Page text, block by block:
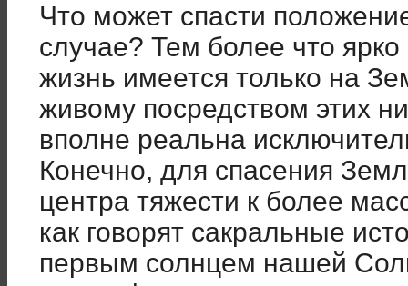
Что может спасти
случае? Тем более что
жизнь имеется только на
живому посредством этих
вполне реальна
Конечно, для спасения
центра тяжести к более
как говорят сакральные
первым солнцем нашей